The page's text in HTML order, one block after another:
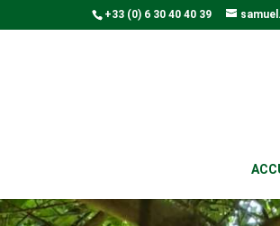
+33 (0) 6 30 40 40 39